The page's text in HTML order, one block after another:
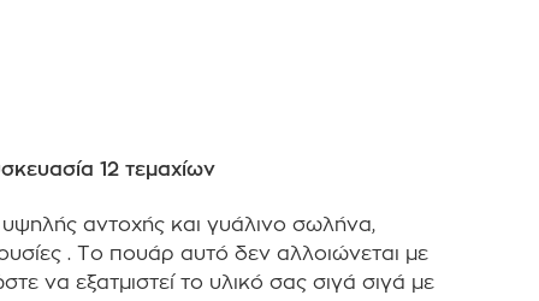
12 τεμαχίων
αντοχής και γυάλινο σωλήνα,
. Το πουάρ αυτό δεν αλλοιώνεται με
να εξατμιστεί το υλικό σας σιγά σιγά με